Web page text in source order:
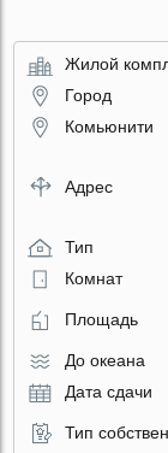
Жилой
Город
Комьюнити
Адрес
Тип
Комнат
Площадь
До океана
Дата сдачи
Тип